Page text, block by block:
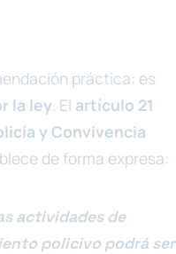
práctica: es
la ley. El artículo 21
y Convivencia
de forma expresa:
actividades de
policivo podrá ser